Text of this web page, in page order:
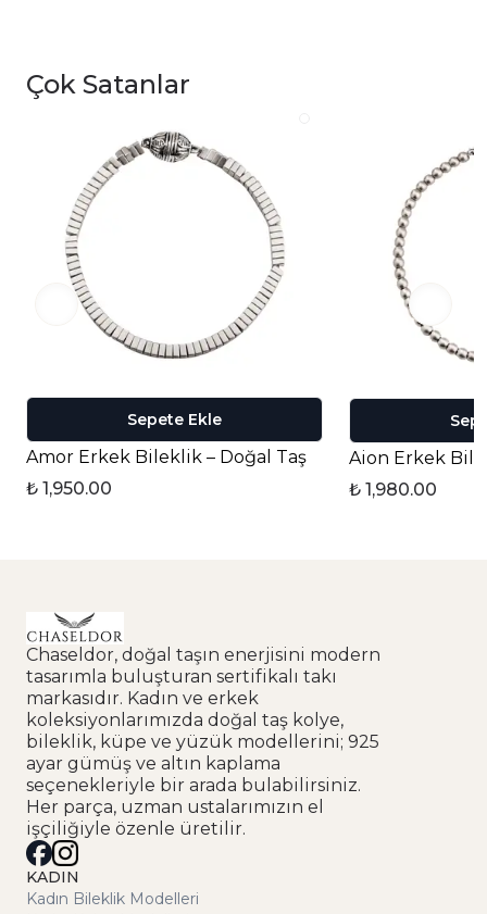
Çok Satanlar
Sepete Ekle
Amor Erkek Bileklik – Doğal Taş
₺ 1,950.00
Aion Erkek
₺ 1,980.00
Chaseldor, doğal taşın enerjisini modern
tasarımla buluşturan sertifikalı takı
markasıdır. Kadın ve erkek
koleksiyonlarımızda doğal taş kolye,
bileklik, küpe ve yüzük modellerini; 925
ayar gümüş ve altın kaplama
seçenekleriyle bir arada bulabilirsiniz.
Her parça, uzman ustalarımızın el
işçiliğiyle özenle üretilir.
KADIN
Kadın Bileklik Modelleri